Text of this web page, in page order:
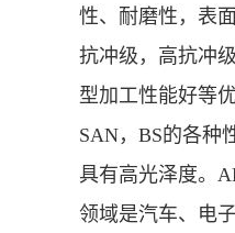
性、耐磨性，表
抗冲级，高抗冲
型加工性能好等
SAN，BS的各种
具有高光泽度。
领域是汽车、电